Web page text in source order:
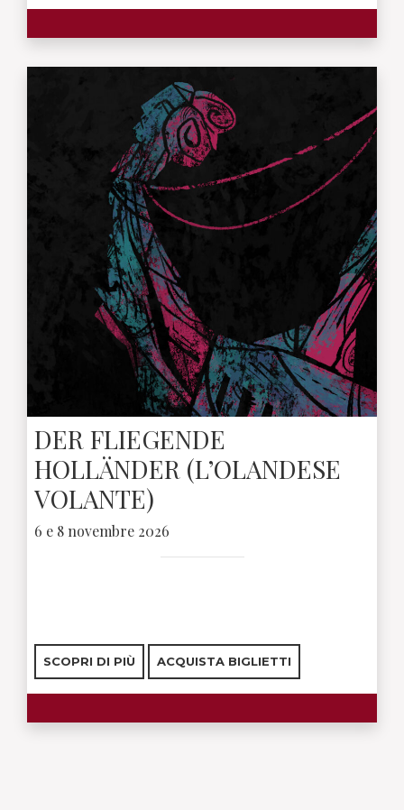
DER FLIEGENDE
HOLLÄNDER (L’OLANDESE
VOLANTE)
6 e 8 novembre 2026
SCOPRI DI PIÙ ACQUISTA BIGLIETTI